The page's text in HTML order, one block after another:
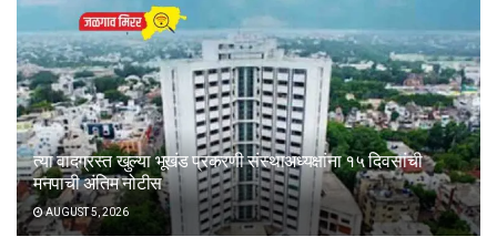
त्या वादग्रस्त खुल्या भूखंड प्रकरणी संस्थाअध्यक्षांना १५ दिवसांची
मनपाची अंतिम नोटीस
AUGUST 5, 2026